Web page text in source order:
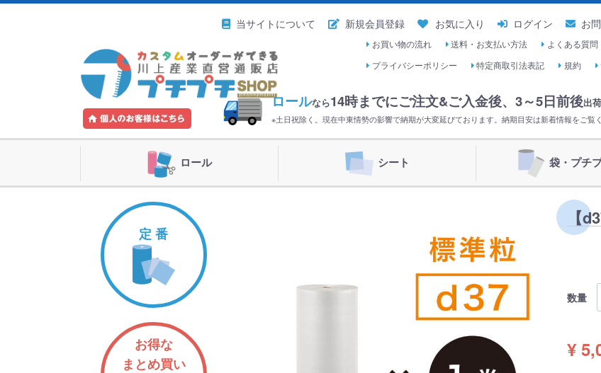
当サイトについて 新規会員登録 お気に入り ログイン お
お買い物の流れ 送料・お支払い方法 よくある質問
プライバシーポリシー
特定商取引法表記 規約
ロールなら14時までにご注文&ご入金後、 3～5日前後出荷
※土日祝除く。現在中東情勢の影響で納期が大変延びております。納期目安は新着情報をご
ロール シート 袋・プチ
定 番
お得な
まとめ買い
【
数量
¥